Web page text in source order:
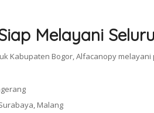
Melayani
Kabupaten Bogor, Alfacanopy
Malang